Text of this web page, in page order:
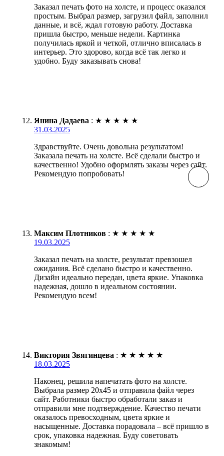
Заказал печать фото на холсте, и процесс оказался
простым. Выбрал размер, загрузил файл, заполнил
данные, и всё, ждал готовую работу. Доставка
пришла быстро, меньше недели. Картинка
получилась яркой и четкой, отлично вписалась в
интерьер. Это здорово, когда всё так легко и
удобно. Буду заказывать снова!
Янина Дадаева : ★ ★ ★ ★ ★
31.03.2025
Здравствуйте. Очень довольна результатом!
Заказала печать на холсте. Всё сделали быстро и
качественно! Удобно оформлять заказы через сайт.
Рекомендую попробовать!
Максим Плотников : ★ ★ ★ ★ ★
19.03.2025
Заказал печать на холсте, результат превзошел
ожидания. Всё сделано быстро и качественно.
Дизайн идеально передан, цвета яркие. Упаковка
надежная, дошло в идеальном состоянии.
Рекомендую всем!
Виктория Звягинцева : ★ ★ ★ ★ ★
18.03.2025
Наконец, решила напечатать фото на холсте.
Выбрала размер 20х45 и отправила файл через
сайт. Работники быстро обработали заказ и
отправили мне подтверждение. Качество печати
оказалось превосходным, цвета яркие и
насыщенные. Доставка порадовала – всё пришло в
срок, упаковка надежная. Буду советовать
знакомым!